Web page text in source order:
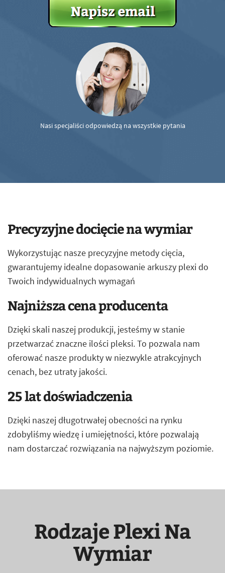
Nasi specjaliści odpowiedzą na wszystkie pytania
Precyzyjne docięcie na wymiar
Wykorzystując nasze precyzyjne metody cięcia,
gwarantujemy idealne dopasowanie arkuszy plexi do
Twoich indywidualnych wymagań
Najniższa cena producenta
Dzięki skali naszej produkcji, jesteśmy w stanie
przetwarzać znaczne ilości pleksi. To pozwala nam
oferować nasze produkty w niezwykle atrakcyjnych
cenach, bez utraty jakości.
25 lat doświadczenia
Dzięki naszej długotrwałej obecności na rynku
zdobyliśmy wiedzę i umiejętności, które pozwalają
nam dostarczać rozwiązania na najwyższym poziomie.
Rodzaje Plexi Na
Wymiar